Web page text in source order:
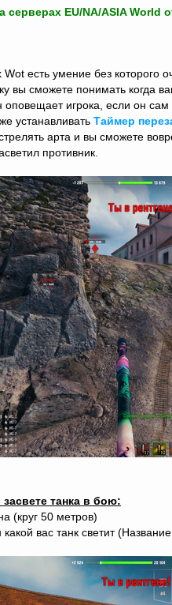
серверах EU/NA/ASIA World
Wot есть умение без которого
вы сможете понимать когда
игрока, если он сам
устанавливать Таймер
арта и вы сможете
противник.
танка в бою:
(круг 50 метров)
вас танк светит